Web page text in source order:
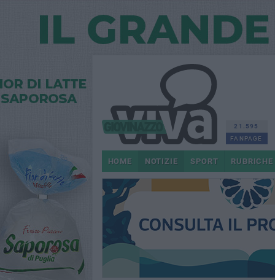
21.595
FANPAGE
HOME NOTIZIE SPORT RUBRICHE